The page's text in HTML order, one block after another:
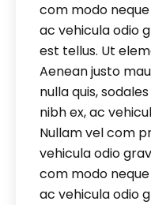
com modo
ac vehicula odio
est tellus. Ut
Aenean justo
nulla quis,
nibh ex, ac
Nullam vel com
vehicula odio
com modo
ac vehicula odio